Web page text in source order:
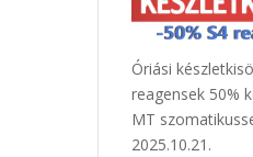
Óriási
reagensek 50%
MT
2025.10.21.